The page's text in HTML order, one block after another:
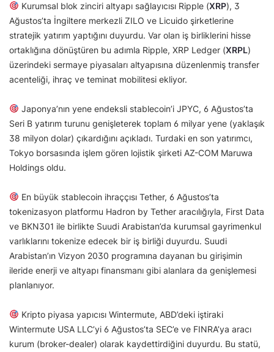
Kurumsal blok zinciri altyapı sağlayıcısı Ripple (XRP), 3
Ağustos’ta İngiltere merkezli ZILO ve Licuido şirketlerine
stratejik yatırım yaptığını duyurdu. Var olan iş birliklerini hisse
ortaklığına dönüştüren bu adımla Ripple, XRP Ledger (XRPL)
üzerindeki sermaye piyasaları altyapısına düzenlenmiş transfer
acenteliği, ihraç ve teminat mobilitesi ekliyor.
Japonya’nın yene endeksli stablecoin’i JPYC, 6 Ağustos’ta
Seri B yatırım turunu genişleterek toplam 6 milyar yene (yaklaşık
38 milyon dolar) çıkardığını açıkladı. Turdaki en son yatırımcı,
Tokyo borsasında işlem gören lojistik şirketi AZ-COM Maruwa
Holdings oldu.
En büyük stablecoin ihraççısı Tether, 6 Ağustos’ta
tokenizasyon platformu Hadron by Tether aracılığıyla, First Data
ve BKN301 ile birlikte Suudi Arabistan’da kurumsal gayrimenkul
varlıklarını tokenize edecek bir iş birliği duyurdu. Suudi
Arabistan’ın Vizyon 2030 programına dayanan bu girişimin
ileride enerji ve altyapı finansmanı gibi alanlara da genişlemesi
planlanıyor.
Kripto piyasa yapıcısı Wintermute, ABD’deki iştiraki
Wintermute USA LLC’yi 6 Ağustos’ta SEC’e ve FINRA’ya aracı
kurum (broker-dealer) olarak kaydettirdiğini duyurdu. Bu statü,